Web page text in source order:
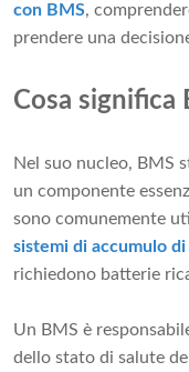
con BMS,
prendere una
Cosa significa
Nel suo nucleo, BMS
un componente
sono comunemente
sistemi di accumulo di
richiedono batterie
Un BMS è
dello stato di salute